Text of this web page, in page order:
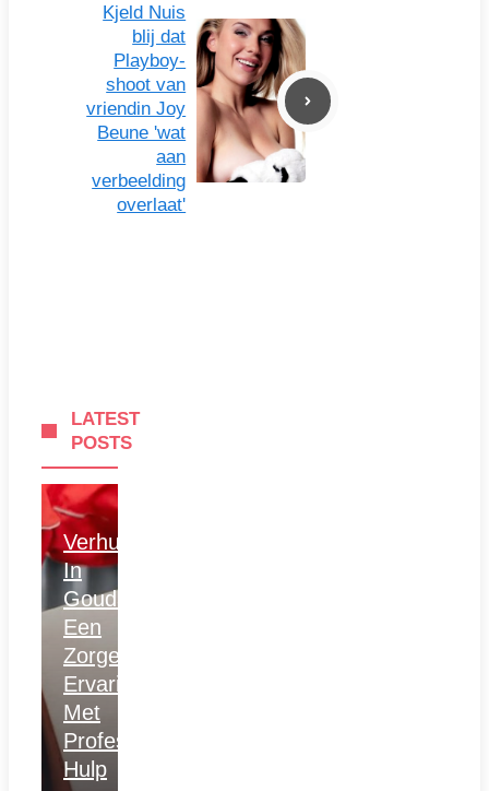
Kjeld Nuis
blij dat
Playboy-
shoot van
vriendin Joy
Beune 'wat
aan
verbeelding
overlaat'
LATEST
POSTS
Verhuizen
In
Gouda:
Een
Zorgeloze
Ervaring
Met
Professionele
Hulp